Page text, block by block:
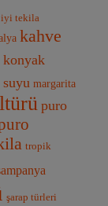
iyi tekila
kahve
konyak
margarita
puro
tropik
şarap türleri